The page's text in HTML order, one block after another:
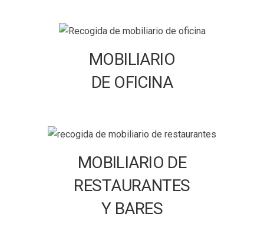
MOBILIARIO
DE OFICINA
MOBILIARIO DE
RESTAURANTES
Y BARES